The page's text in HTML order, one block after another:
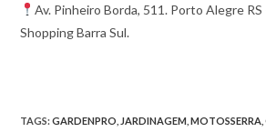
Av. Pinheiro Borda, 511. Porto Alegre RS
Shopping Barra Sul.
TAGS:GARDENPRO JARDINAGEM MOTOSSERRA